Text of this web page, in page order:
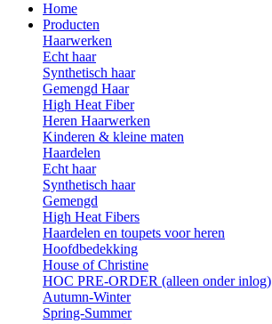
Home
Producten
Haarwerken
Echt haar
Synthetisch haar
Gemengd Haar
High Heat Fiber
Heren Haarwerken
Kinderen & kleine maten
Haardelen
Echt haar
Synthetisch haar
Gemengd
High Heat Fibers
Haardelen en toupets voor heren
Hoofdbedekking
House of Christine
HOC PRE-ORDER (alleen onder inlog)
Autumn-Winter
Spring-Summer